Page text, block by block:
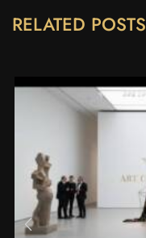
RELATED POSTS